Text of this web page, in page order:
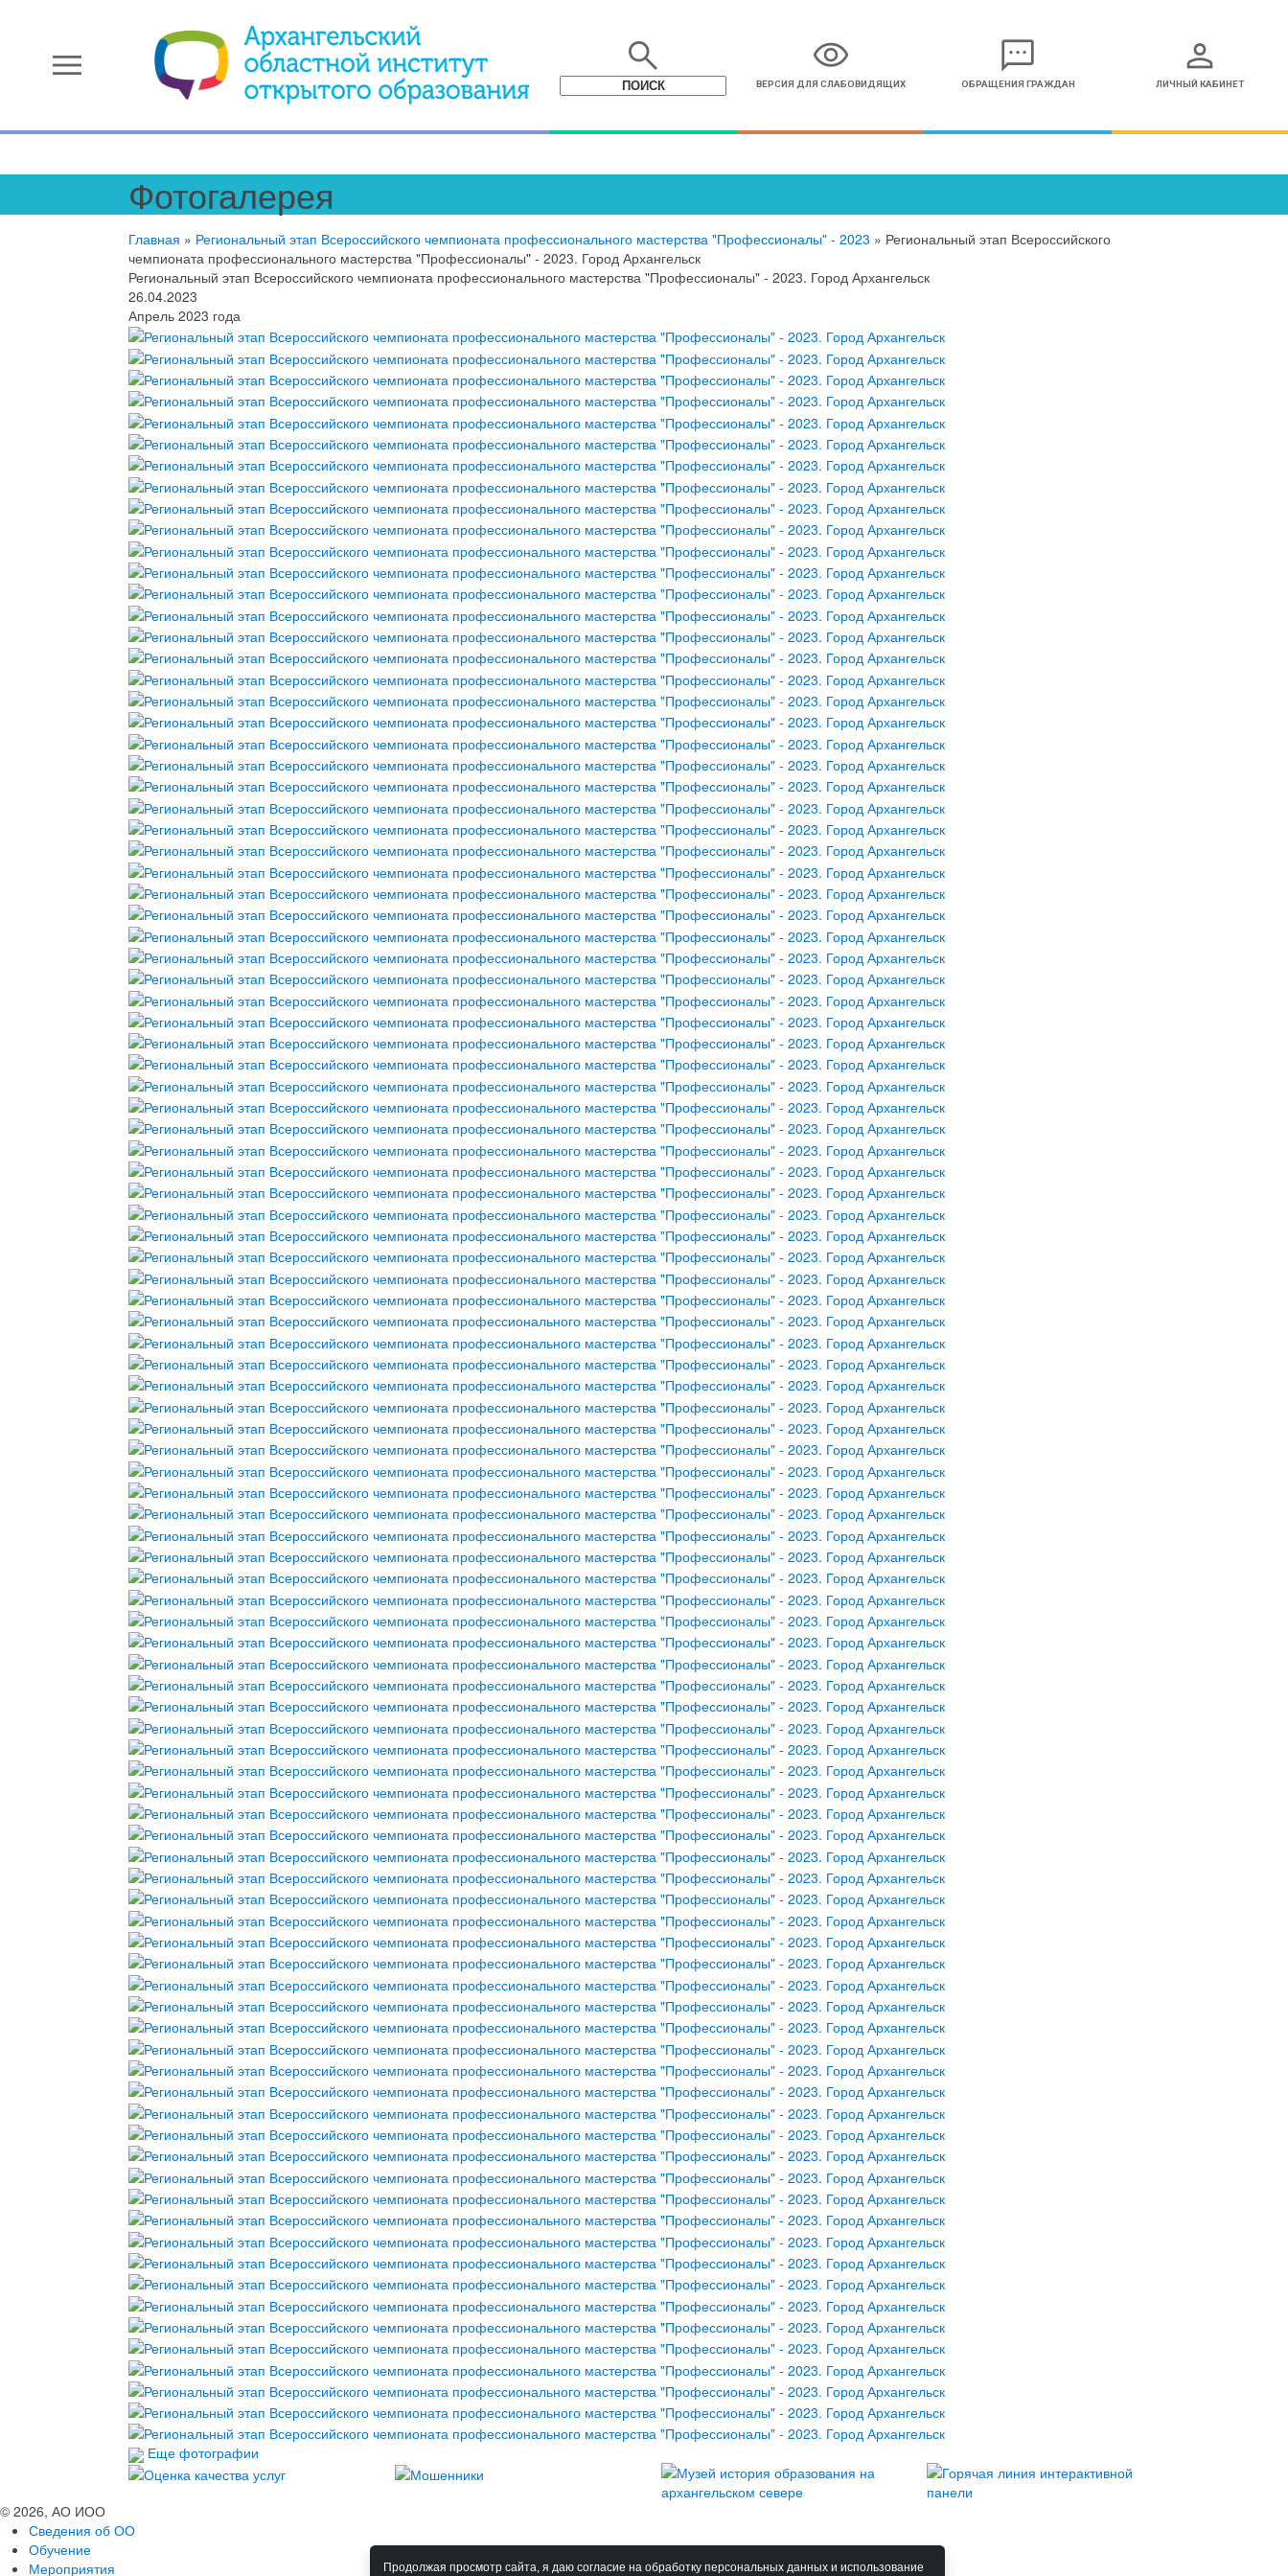
menu search visibility
ВЕРСИЯ ДЛЯ СЛАБОВИДЯЩИХ
sms
ОБРАЩЕНИЯ ГРАЖДАН
person
ЛИЧНЫЙ КАБИНЕТ
Фотогалерея
Главная » Региональный этап Всероссийского чемпионата профессионального мастерства "Профессионалы" - 2023 » Региональный этап Всероссийского
чемпионата профессионального мастерства "Профессионалы" - 2023. Город Архангельск
Региональный этап Всероссийского чемпионата профессионального мастерства "Профессионалы" - 2023. Город Архангельск
26.04.2023
Апрель 2023 года
Еще фотографии
© 2026, АО ИОО
Сведения об ОО
Обучение
Мероприятия
Продолжая просмотр сайта, я даю согласие на обработку персональных данных и использование